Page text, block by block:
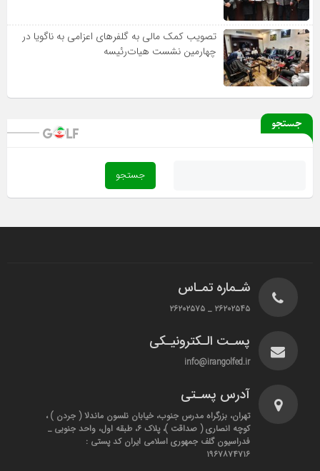
تصویب کمک مالی به گلفرهای اعزامی به ناگویا در
چهارمین نشست هیات‌رئیسه
جستجو
شـماره تمـاس
۲۶۲۰۲۵۴۵ _ ۲۶۲۰۲۵۷۵
پسـت الـکترونیـکی
info@irangolfed.ir
آدرس پسـتی
تهران، بزرگراه مدرس جنوب، خیابان نلسون ماندلا ( جردن ) ،
کوچه انصاری ( صداقت )، پلاک ۶، طبقه اول، واحد جنوبی _
فدراسیون گلف جمهوری اسلامی ایران کد پستی :
۱۹۶۷۸۷۴۷۱۶